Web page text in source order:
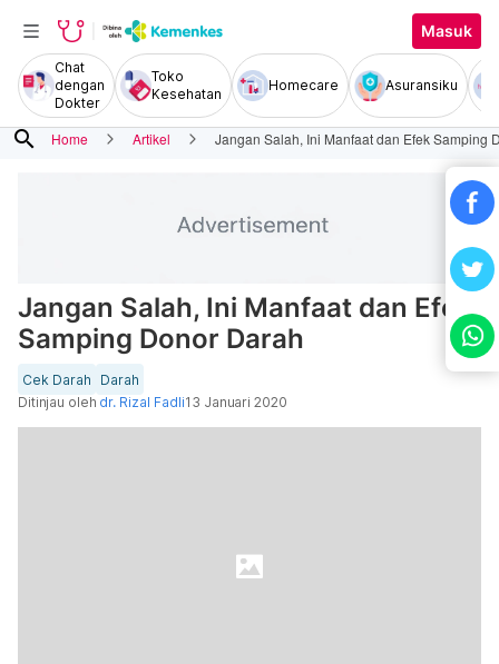
Masuk
Chat
dengan
Dokter
Toko
Kesehatan
Homecare Asuransiku
search Home Artikel Jangan Salah, Ini Manfaat dan Efek Samping
Jangan Salah, Ini Manfaat dan Efek
Samping Donor Darah
Cek Darah
Darah
Ditinjau oleh dr. Rizal Fadli13 Januari 2020